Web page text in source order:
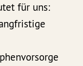
für uns: